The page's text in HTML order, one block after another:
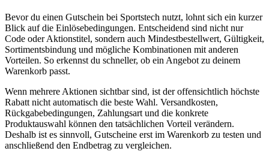
Bevor du einen Gutschein bei Sportstech nutzt, lohnt sich ein kurzer
Blick auf die Einlösebedingungen. Entscheidend sind nicht nur
Code oder Aktionstitel, sondern auch Mindestbestellwert, Gültigkeit,
Sortimentsbindung und mögliche Kombinationen mit anderen
Vorteilen. So erkennst du schneller, ob ein Angebot zu deinem
Warenkorb passt.
Wenn mehrere Aktionen sichtbar sind, ist der offensichtlich höchste
Rabatt nicht automatisch die beste Wahl. Versandkosten,
Rückgabebedingungen, Zahlungsart und die konkrete
Produktauswahl können den tatsächlichen Vorteil verändern.
Deshalb ist es sinnvoll, Gutscheine erst im Warenkorb zu testen und
anschließend den Endbetrag zu vergleichen.